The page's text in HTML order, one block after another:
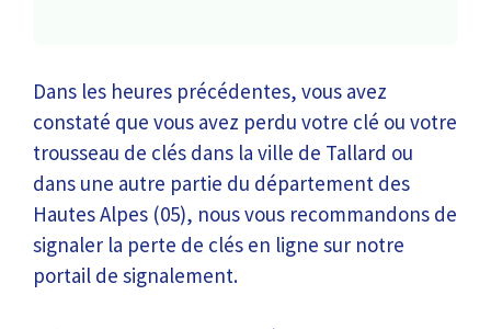
Dans les heures précédentes, vous avez
constaté que vous avez perdu votre clé ou votre
trousseau de clés dans la ville de Tallard ou
dans une autre partie du département des
Hautes Alpes (05), nous vous recommandons de
signaler la perte de clés en ligne sur notre
portail de signalement.